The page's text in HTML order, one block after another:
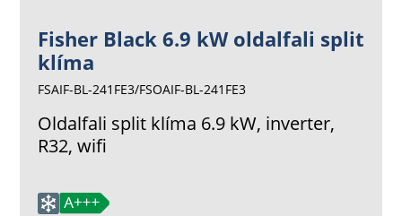
Fisher Black 6.9 kW oldalfali split
klíma
FSAIF-BL-241FE3/FSOAIF-BL-241FE3
Oldalfali split klíma 6.9 kW, inverter,
R32, wifi